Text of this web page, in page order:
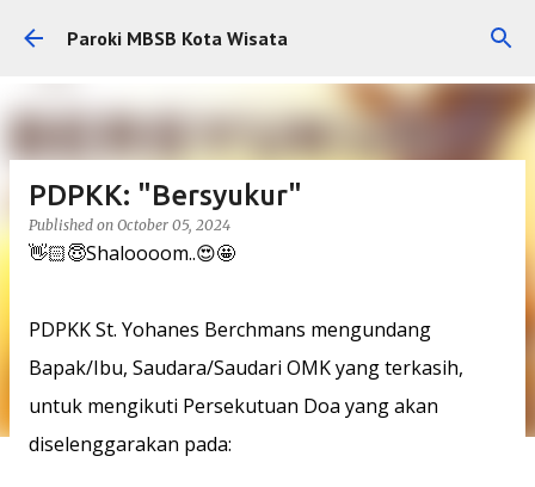
Skip to main content
Paroki MBSB Kota Wisata
PDPKK: "Bersyukur"
Published on October 05, 2024
👋🏻😇Shaloooom..😍🤩
PDPKK St. Yohanes Berchmans mengundang
Bapak/Ibu, Saudara/Saudari OMK yang terkasih,
untuk mengikuti Persekutuan Doa yang akan
diselenggarakan pada: